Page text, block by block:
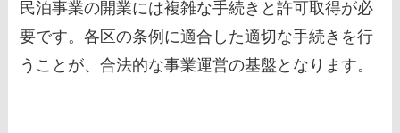
民泊事業の開業には複雑な手続きと許可取得が必
要です。各区の条例に適合した適切な手続きを行
うことが、合法的な事業運営の基盤となります。